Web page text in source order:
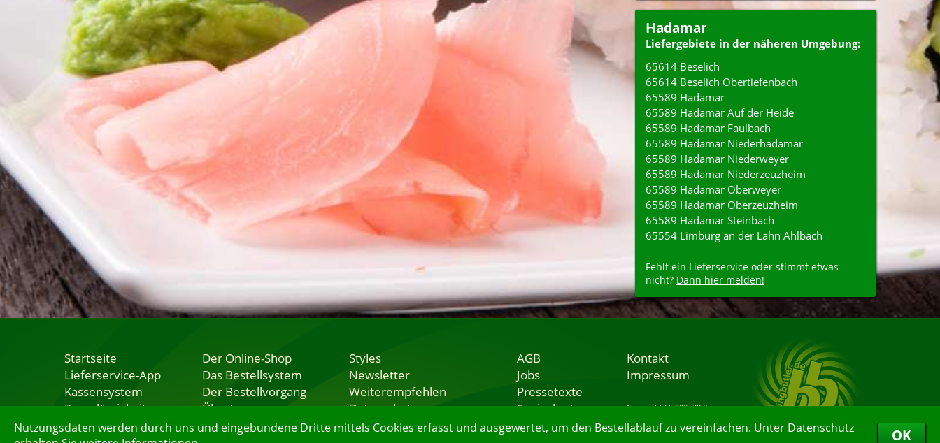
Nutzungsdaten werden durch uns und eingebundene Dritte mittels Cookies erfasst und ausgewertet, um den Bestellablauf zu vereinfachen. Unter Datenschutz
OK
Hadamar
Liefergebiete in der näheren Umgebung:
65614 Beselich
65614 Beselich Obertiefenbach
65589 Hadamar
65589 Hadamar Auf der Heide
65589 Hadamar Faulbach
65589 Hadamar Niederhadamar
65589 Hadamar Niederweyer
65589 Hadamar Niederzeuzheim
65589 Hadamar Oberweyer
65589 Hadamar Oberzeuzheim
65589 Hadamar Steinbach
65554 Limburg an der Lahn Ahlbach
Fehlt ein Lieferservice oder stimmt etwas
nicht? Dann hier melden!
Startseite
Lieferservice-App
Kassensystem
Zuverlässigkeit
Sicherheit
Der Online-Shop
Das Bestellsystem
Der Bestellvorgang
Übertragung
Testshop
Styles
Newsletter
Weiterempfehlen
Datenschutz
Nutzungsbedingungen
AGB
Jobs
Pressetexte
Speisekarten
Lieferservice
Kontakt
Impressum
Copyright © 2001-2026
06.08.2026 23:07:26